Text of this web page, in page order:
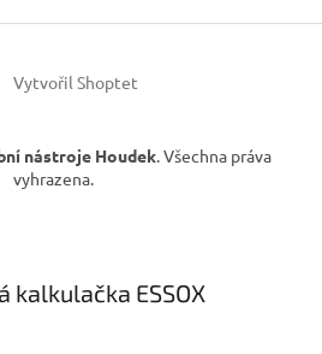
Vytvořil Shoptet
nástroje Houdek. Všechna práva
vyhrazena.
kalkulačka ESSOX